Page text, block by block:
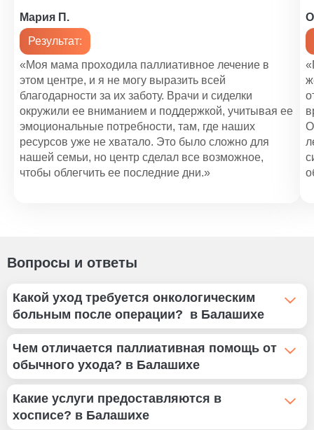
Помощь по уходу за пожилыми людьми
1 100 ₽
Уход за больными с рассеянным склерозом
1 000 ₽
Мария П.
Результат:
«Моя мама проходила паллиативное лечение в
этом центре, и я не могу выразить всей
благодарности за их заботу. Врачи и сиделки
окружили ее вниманием и поддержкой, учитывая ее
эмоциональные потребности, там, где наших
ресурсов уже не хватало. Это было сложно для
нашей семьи, но центр сделал все возможное,
чтобы облегчить ее последние дни.»
Вопросы и ответы
Какой уход требуется онкологическим
больным после операции? в Балашихе
уход, включающий контроль за раной, поддержание
иммунитета, правильное питание и помощь в
состоянием пациента в целом и вовремя
корректировать терапию, чтобы предотвратить
Чем отличается паллиативная помощь от
обычного ухода? в Балашихе
симптомов болезни и улучшение качества жизни
пациента, когда активное лечение уже не приносит
Какие услуги предоставляются в
хосписе? в Балашихе